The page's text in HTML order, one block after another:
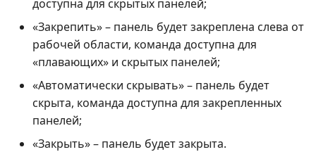
доступна для скрытых панелей;
«Закрепить» – панель будет закреплена слева от
рабочей области, команда доступна для
«плавающих» и скрытых панелей;
«Автоматически скрывать» – панель будет
скрыта, команда доступна для закрепленных
панелей;
«Закрыть» – панель будет закрыта.